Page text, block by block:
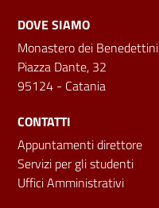
DOVE SIAMO
Monastero dei Benedettini
Piazza Dante, 32
95124 - Catania
CONTATTI
Appuntamenti direttore
Servizi per gli studenti
Uffici Amministrativi